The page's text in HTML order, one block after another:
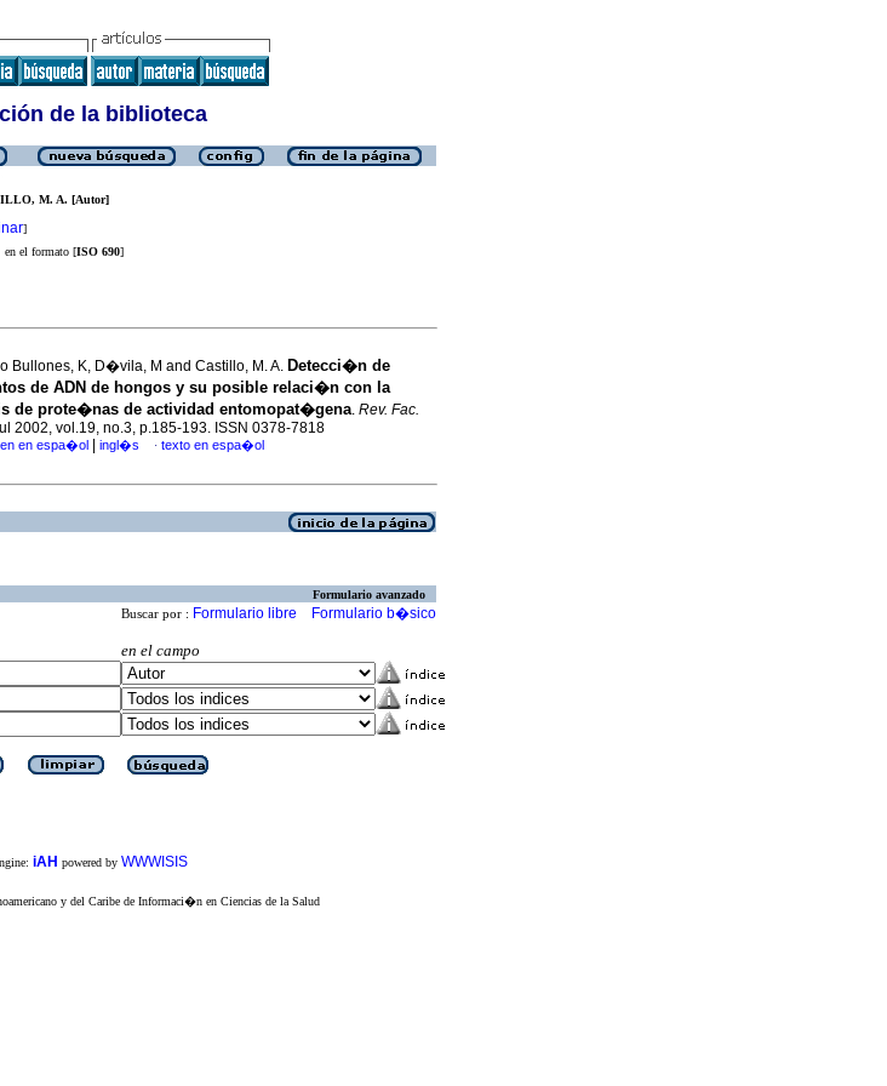
de la biblioteca
M. A. [Autor]
]
en el formato [ISO 690]
Bullones, K, D�vila, M and Castillo, M. A. Detecci�n de
de ADN de hongos y su posible relaci�n con la
de prote�nas de actividad entomopat�gena. Rev. Fac.
2002, vol.19, no.3, p.185-193. ISSN 0378-7818
en espa�ol ingl�s · texto en espa�ol
Formulario avanzado
Buscar por : Formulario libre Formulario b�sico
en el campo
iAH powered by WWWISIS
y del Caribe de Informaci�n en Ciencias de la Salud